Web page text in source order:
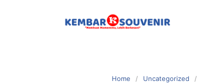
Home Uncategorized